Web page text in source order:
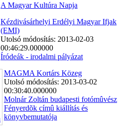
A Magyar Kultúra Napja
Kézdivásárhelyi Erdélyi Magyar Ifjak
(EMI)
Utolsó módosítás: 2013-02-03
00:46:29.000000
Íródeák - irodalmi pályázat
MAGMA Kortárs Közeg
Utolsó módosítás: 2013-03-02
00:30:40.000000
Molnár Zoltán budapesti fotómûvész
Fényerdõk címû kiállítás és
könyvbemutatója